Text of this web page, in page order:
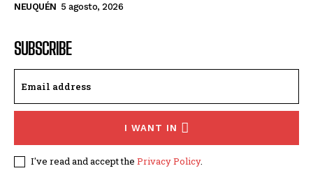
NEUQUÉN 5 agosto, 2026
SUBSCRIBE
I WANT IN
I've read and accept the Privacy Policy.